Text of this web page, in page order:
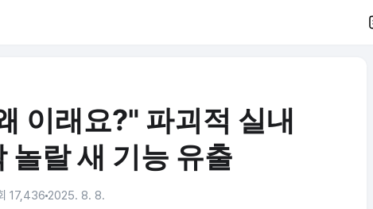
이래요?" 파괴적 실내
놀랄 새 기능 유출
17,436 2025. 8. 8.